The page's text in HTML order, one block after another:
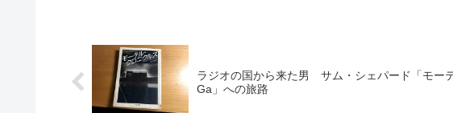
ラジオの国から来た男 サム・シェパード「モー
Ga」への旅路